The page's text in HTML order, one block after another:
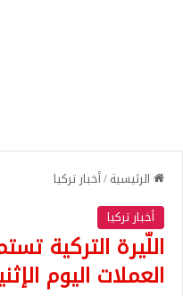
الرئيسية/أخبار تركيا
أخبار تركيا
اللّيرة التركية
العملات اليوم الإثنين 2/11/